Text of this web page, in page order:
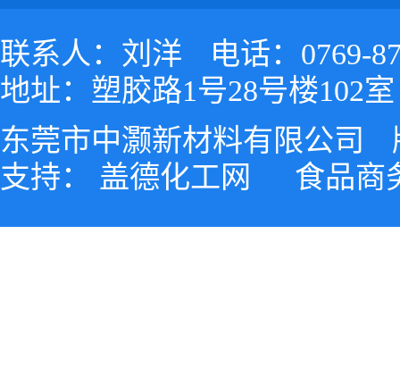
联系人：刘洋
电话：0769-
地址：塑胶路1号28号楼102室
东莞市中灏新材料有限公司
支持： 盖德化工网 食品商